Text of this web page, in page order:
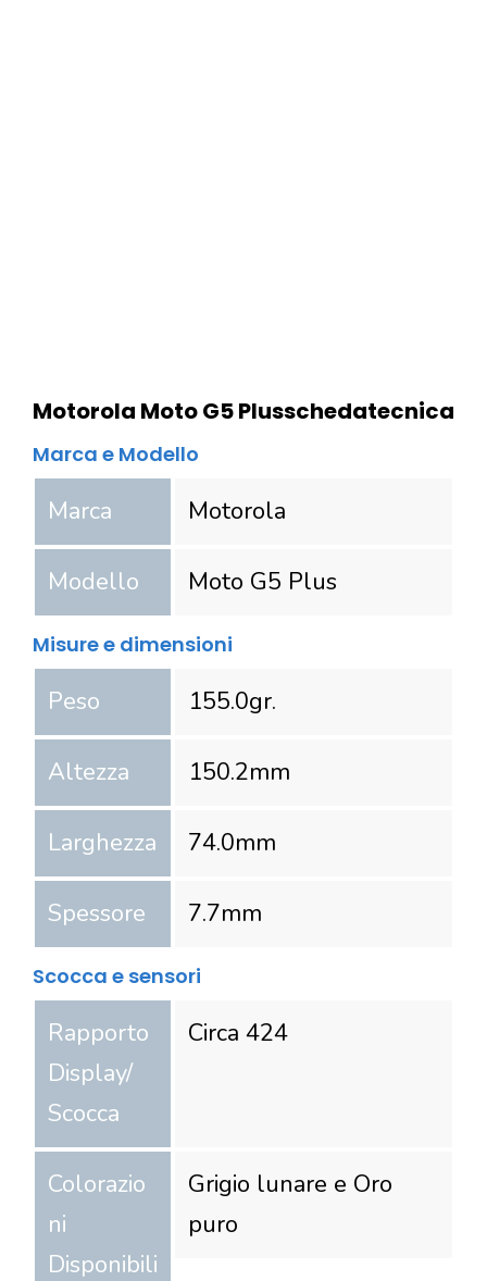
Motorola Moto G5 Plusschedatecnica
Marca e Modello
Marca Motorola
Modello Moto G5 Plus
Misure e dimensioni
Peso 155.0gr.
Altezza 150.2mm
Larghezza 74.0mm
Spessore 7.7mm
Scocca e sensori
Rapporto
Display/
Scocca
Circa 424
Colorazio
ni
Disponibili
Grigio lunare e Oro
puro